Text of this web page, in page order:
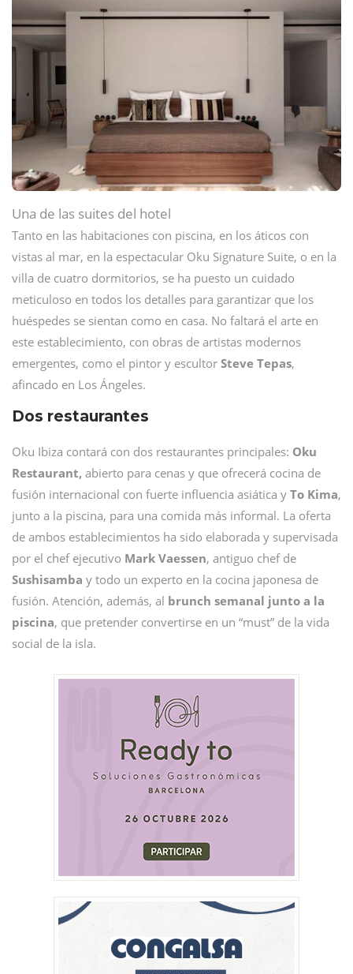
Una de las suites del hotel
Tanto en las habitaciones con piscina, en los áticos con
vistas al mar, en la espectacular Oku Signature Suite, o en la
villa de cuatro dormitorios, se ha puesto un cuidado
meticuloso en todos los detalles para garantizar que los
huéspedes se sientan como en casa. No faltará el arte en
este establecimiento, con obras de artistas modernos
emergentes, como el pintor y escultor Steve Tepas,
afincado en Los Ángeles.
Dos restaurantes
Oku Ibiza contará con dos restaurantes principales: Oku
Restaurant, abierto para cenas y que ofrecerá cocina de
fusión internacional con fuerte influencia asiática y To Kima,
junto a la piscina, para una comida más informal. La oferta
de ambos establecimientos ha sido elaborada y supervisada
por el chef ejecutivo Mark Vaessen, antiguo chef de
Sushisamba y todo un experto en la cocina japonesa de
fusión. Atención, además, al brunch semanal junto a la
piscina, que pretender convertirse en un “must” de la vida
social de la isla.